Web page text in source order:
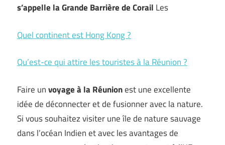
s’appelle la Grande Barrière de Corail Les
Quel continent est Hong Kong ?
Qu’est-ce qui attire les touristes à la Réunion ?
Faire unvoyage à la Réunionest une excellente
idée de déconnecter et de fusionner avec la nature.
Si vous souhaitez visiter une île de nature sauvage
dans l’océan Indien et avec les avantages de